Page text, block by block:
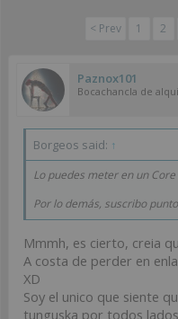
< Prev 1 2
Paznox101
Bocachancla de
Borgeos said: ↑
Lo puedes meter en un
Por lo demás, suscribo
Mmmh, es cierto, creia
A costa de perder en
XD
Soy el unico que siente
tunguska por todos